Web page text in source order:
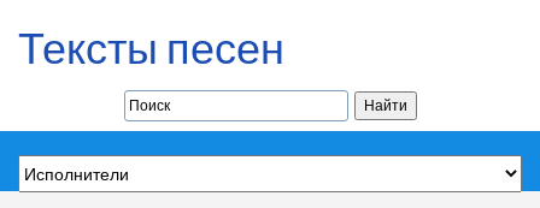
Тексты песен